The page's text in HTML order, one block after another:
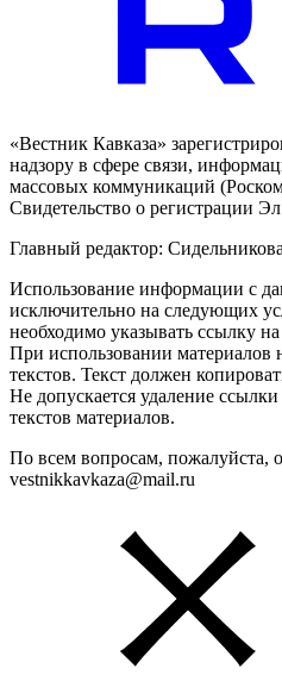
«Вестник Кавказа»
надзору в сфере связи,
массовых коммуникаций
Свидетельство о регистрации
Главный редактор:
Использование информации с
исключительно на следующих
необходимо указывать ссылку
При использовании материалов
текстов. Текст должен
Не допускается удаление
текстов материалов.
По всем вопросам, пожалуйста,
vestnikkavkaza@mail.ru